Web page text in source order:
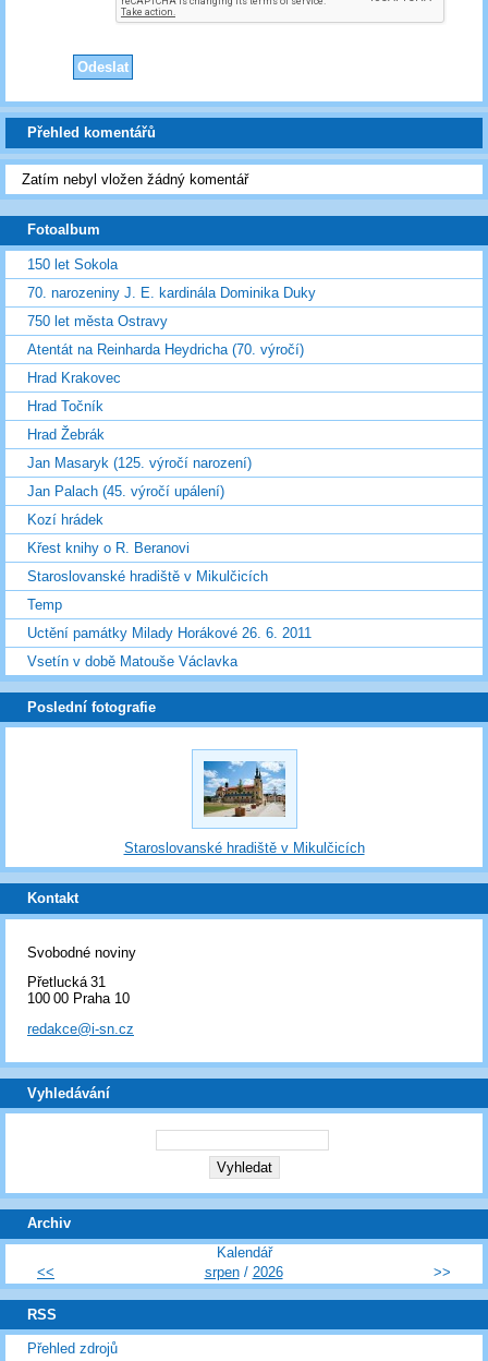
Přehled komentářů
Zatím nebyl vložen žádný komentář
Fotoalbum
150 let Sokola
70. narozeniny J. E. kardinála Dominika Duky
750 let města Ostravy
Atentát na Reinharda Heydricha (70. výročí)
Hrad Krakovec
Hrad Točník
Hrad Žebrák
Jan Masaryk (125. výročí narození)
Jan Palach (45. výročí upálení)
Kozí hrádek
Křest knihy o R. Beranovi
Staroslovanské hradiště v Mikulčicích
Temp
Uctění památky Milady Horákové 26. 6. 2011
Vsetín v době Matouše Václavka
Poslední fotografie
Staroslovanské hradiště v Mikulčicích
Kontakt
Svobodné noviny
Přetlucká 31
100 00 Praha 10
redakce@i-sn.cz
Vyhledávání
Archiv
Kalendář
<<
srpen/ 2026 >>
RSS
Přehled zdrojů